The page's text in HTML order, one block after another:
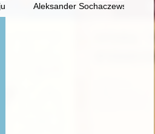
1988 rokuAleksander Sochaczewski : o